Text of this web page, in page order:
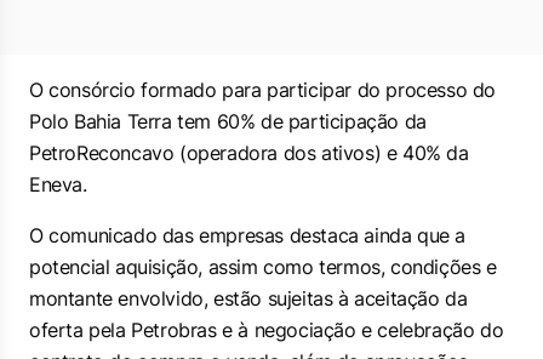
O consórcio formado para participar do processo do
Polo Bahia Terra tem 60% de participação da
PetroReconcavo (operadora dos ativos) e 40% da
Eneva.
O comunicado das empresas destaca ainda que a
potencial aquisição, assim como termos, condições e
montante envolvido, estão sujeitas à aceitação da
oferta pela Petrobras e à negociação e celebração do